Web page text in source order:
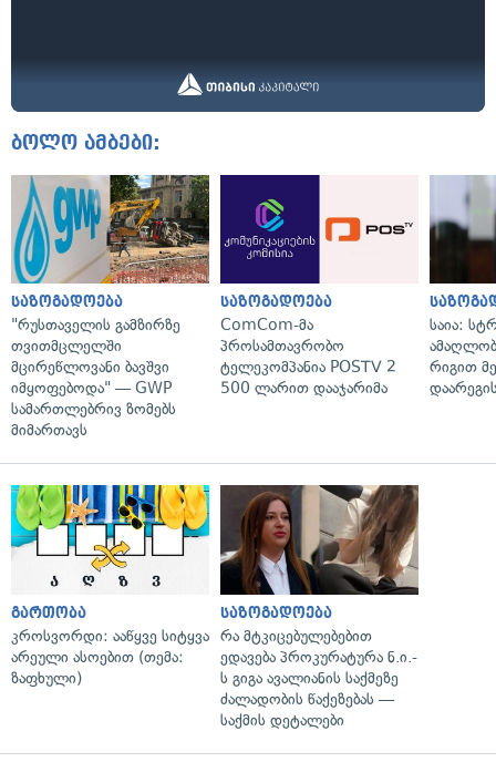
ბოლო ამბები:
საზოგადოება
"რუსთაველის გამზირზე
თვითმცლელში
მცირეწლოვანი ბავშვი
იმყოფებოდა" — GWP
სამართლებრივ ზომებს
მიმართავს
საზოგადოება
ComCom-მა
პროსამთავრობო
ტელეკომპანია POSTV 2
500 ლარით დააჯარიმა
საია:
რიგით
გართობა
კროსვორდი: ააწყვე სიტყვა
არეული ასოებით (თემა:
ზაფხული)
საზოგადოება
რა მტკიცებულებებით
ედავება პროკურატურა ნ.ი.-
ს გიგა ავალიანის საქმეზე
ძალადობის წაქეზებას —
საქმის დეტალები